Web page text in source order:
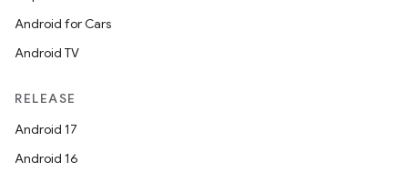
Android for Cars
Android TV
RELEASE
Android 17
Android 16